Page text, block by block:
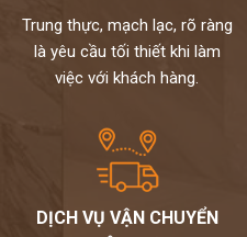
Trung thực, mạch lạc, rõ ràng
là yêu cầu tối thiết khi làm
việc với khách hàng.
DỊCH VỤ VẬN CHUYỂN